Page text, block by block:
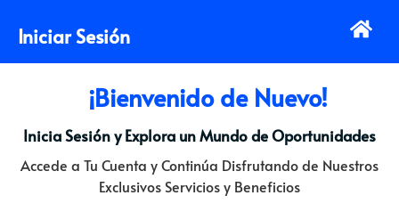
Iniciar Sesión
¡Bienvenido de Nuevo!
Inicia Sesión y Explora un Mundo de Oportunidades
Accede a Tu Cuenta y Continúa Disfrutando de Nuestros
Exclusivos Servicios y Beneficios